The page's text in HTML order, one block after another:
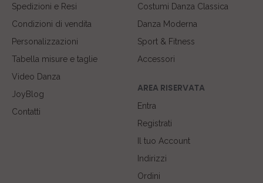
Spedizioni e Resi
Condizioni di vendita
Personalizzazioni
Tabella misure e taglie
Video Danza
JoyBlog
Contatti
Costumi Danza Classica
Danza Moderna
Sport & Fitness
Accessori
AREA RISERVATA
Entra
Registrati
Il tuo Account
Indirizzi
Ordini